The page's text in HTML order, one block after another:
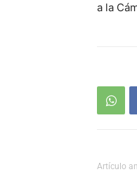
a la
Artículo